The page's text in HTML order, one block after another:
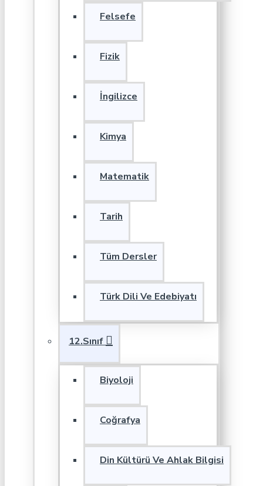
Felsefe
Fizik
İngilizce
Kimya
Matematik
Tarih
Tüm Dersler
Türk Dili Ve Edebiyatı
12.Sınıf
Biyoloji
Coğrafya
Din Kültürü Ve Ahlak Bilgisi